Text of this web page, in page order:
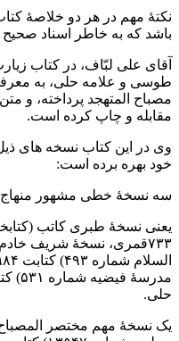
نکتۀ مهم در هر دو خلاصۀ
باشد که به خاطر اسناد صحیح
آقای علی لبّاف، در کتاب
طوسی و علامه حلی، به
مصباح المتهجد پرداخته، و
مقابله و چاپ کرده است.
وی در این کتاب نسخه های
خود بهره برده است:
سه نسخۀ خطی مشهور منهاج
۷۳۳قمری، نسخۀ شریف
حلی.
یک نسخۀ مهم مختصر المصباح